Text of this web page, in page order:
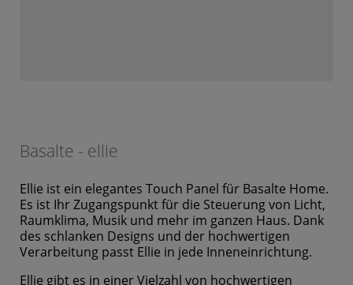
Basalte - ellie
Ellie ist ein elegantes Touch Panel für Basalte Home.
Es ist Ihr Zugangspunkt für die Steuerung von Licht,
Raumklima, Musik und mehr im ganzen Haus. Dank
des schlanken Designs und der hochwertigen
Verarbeitung passt Ellie in jede Inneneinrichtung.
Ellie gibt es in einer Vielzahl von hochwertigen